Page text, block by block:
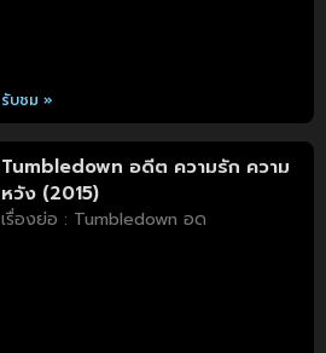
รับชม »
Tumbledown อดีต ความรัก ความ
หวัง (2015)
เรื่องย่อ : Tumbledown อด